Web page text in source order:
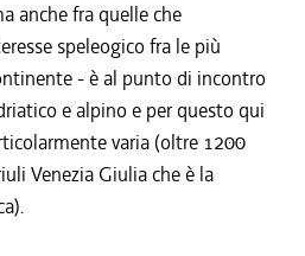
anche fra quelle che
speleogico fra le più
- è al punto di incontro
e alpino e per questo qui
varia (oltre 1200
Venezia Giulia che è la